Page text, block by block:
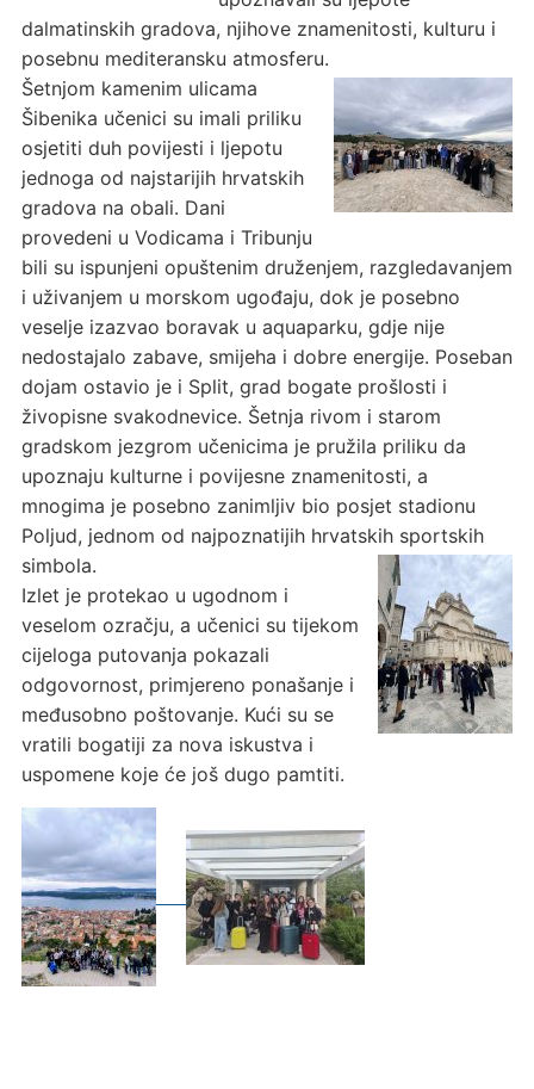
dalmatinskih gradova, njihove znamenitosti, kulturu i
posebnu mediteransku atmosferu.
Šetnjom kamenim ulicama
Šibenika učenici su imali priliku
osjetiti duh povijesti i ljepotu
jednoga od najstarijih hrvatskih
gradova na obali. Dani
provedeni u Vodicama i Tribunju
bili su ispunjeni opuštenim druženjem, razgledavanjem
i uživanjem u morskom ugođaju, dok je posebno
veselje izazvao boravak u aquaparku, gdje nije
nedostajalo zabave, smijeha i dobre energije. Poseban
dojam ostavio je i Split, grad bogate prošlosti i
živopisne svakodnevice. Šetnja rivom i starom
gradskom jezgrom učenicima je pružila priliku da
upoznaju kulturne i povijesne znamenitosti, a
mnogima je posebno zanimljiv bio posjet stadionu
Poljud, jednom od najpoznatijih hrvatskih sportskih
simbola.
Izlet je protekao u ugodnom i
veselom ozračju, a učenici su tijekom
cijeloga putovanja pokazali
odgovornost, primjereno ponašanje i
međusobno poštovanje. Kući su se
vratili bogatiji za nova iskustva i
uspomene koje će još dugo pamtiti.